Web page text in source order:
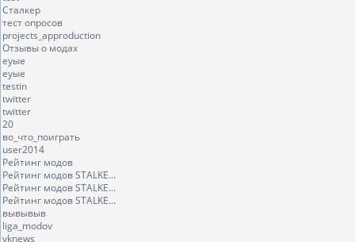
Сталкер
тест опросов
projects_approduction
Отзывы о модах
еуые
еуые
testin
twitter
twitter
20
во_что_поиграть
user2014
Рейтинг модов
Рейтинг модов STALKE...
Рейтинг модов STALKE...
Рейтинг модов STALKE...
вывывыв
liga_modov
vknews